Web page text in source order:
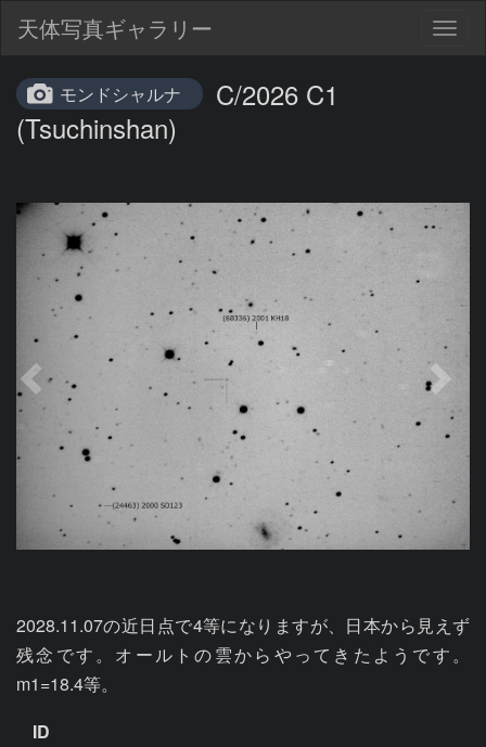
天体写真ギャラリー
モンドシャルナ
C/2026 C1
(Tsuchinshan)
2028.11.07の近日点で4等になりますが、日本から見えず
残念です。オールトの雲からやってきたようです。
m1=18.4等。
ID